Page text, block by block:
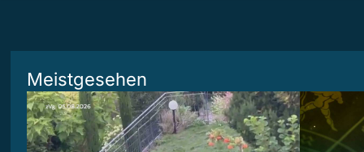
Meistgesehen